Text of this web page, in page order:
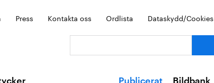
Press Kontakta oss Ordlista Dataskydd/Cookies
Publicerat Bildbank